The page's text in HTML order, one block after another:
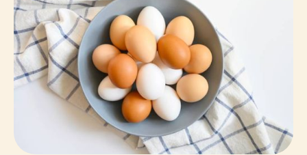
faut-il savoir quels aliments privilégier et comment
équilibrer ce premier repas.